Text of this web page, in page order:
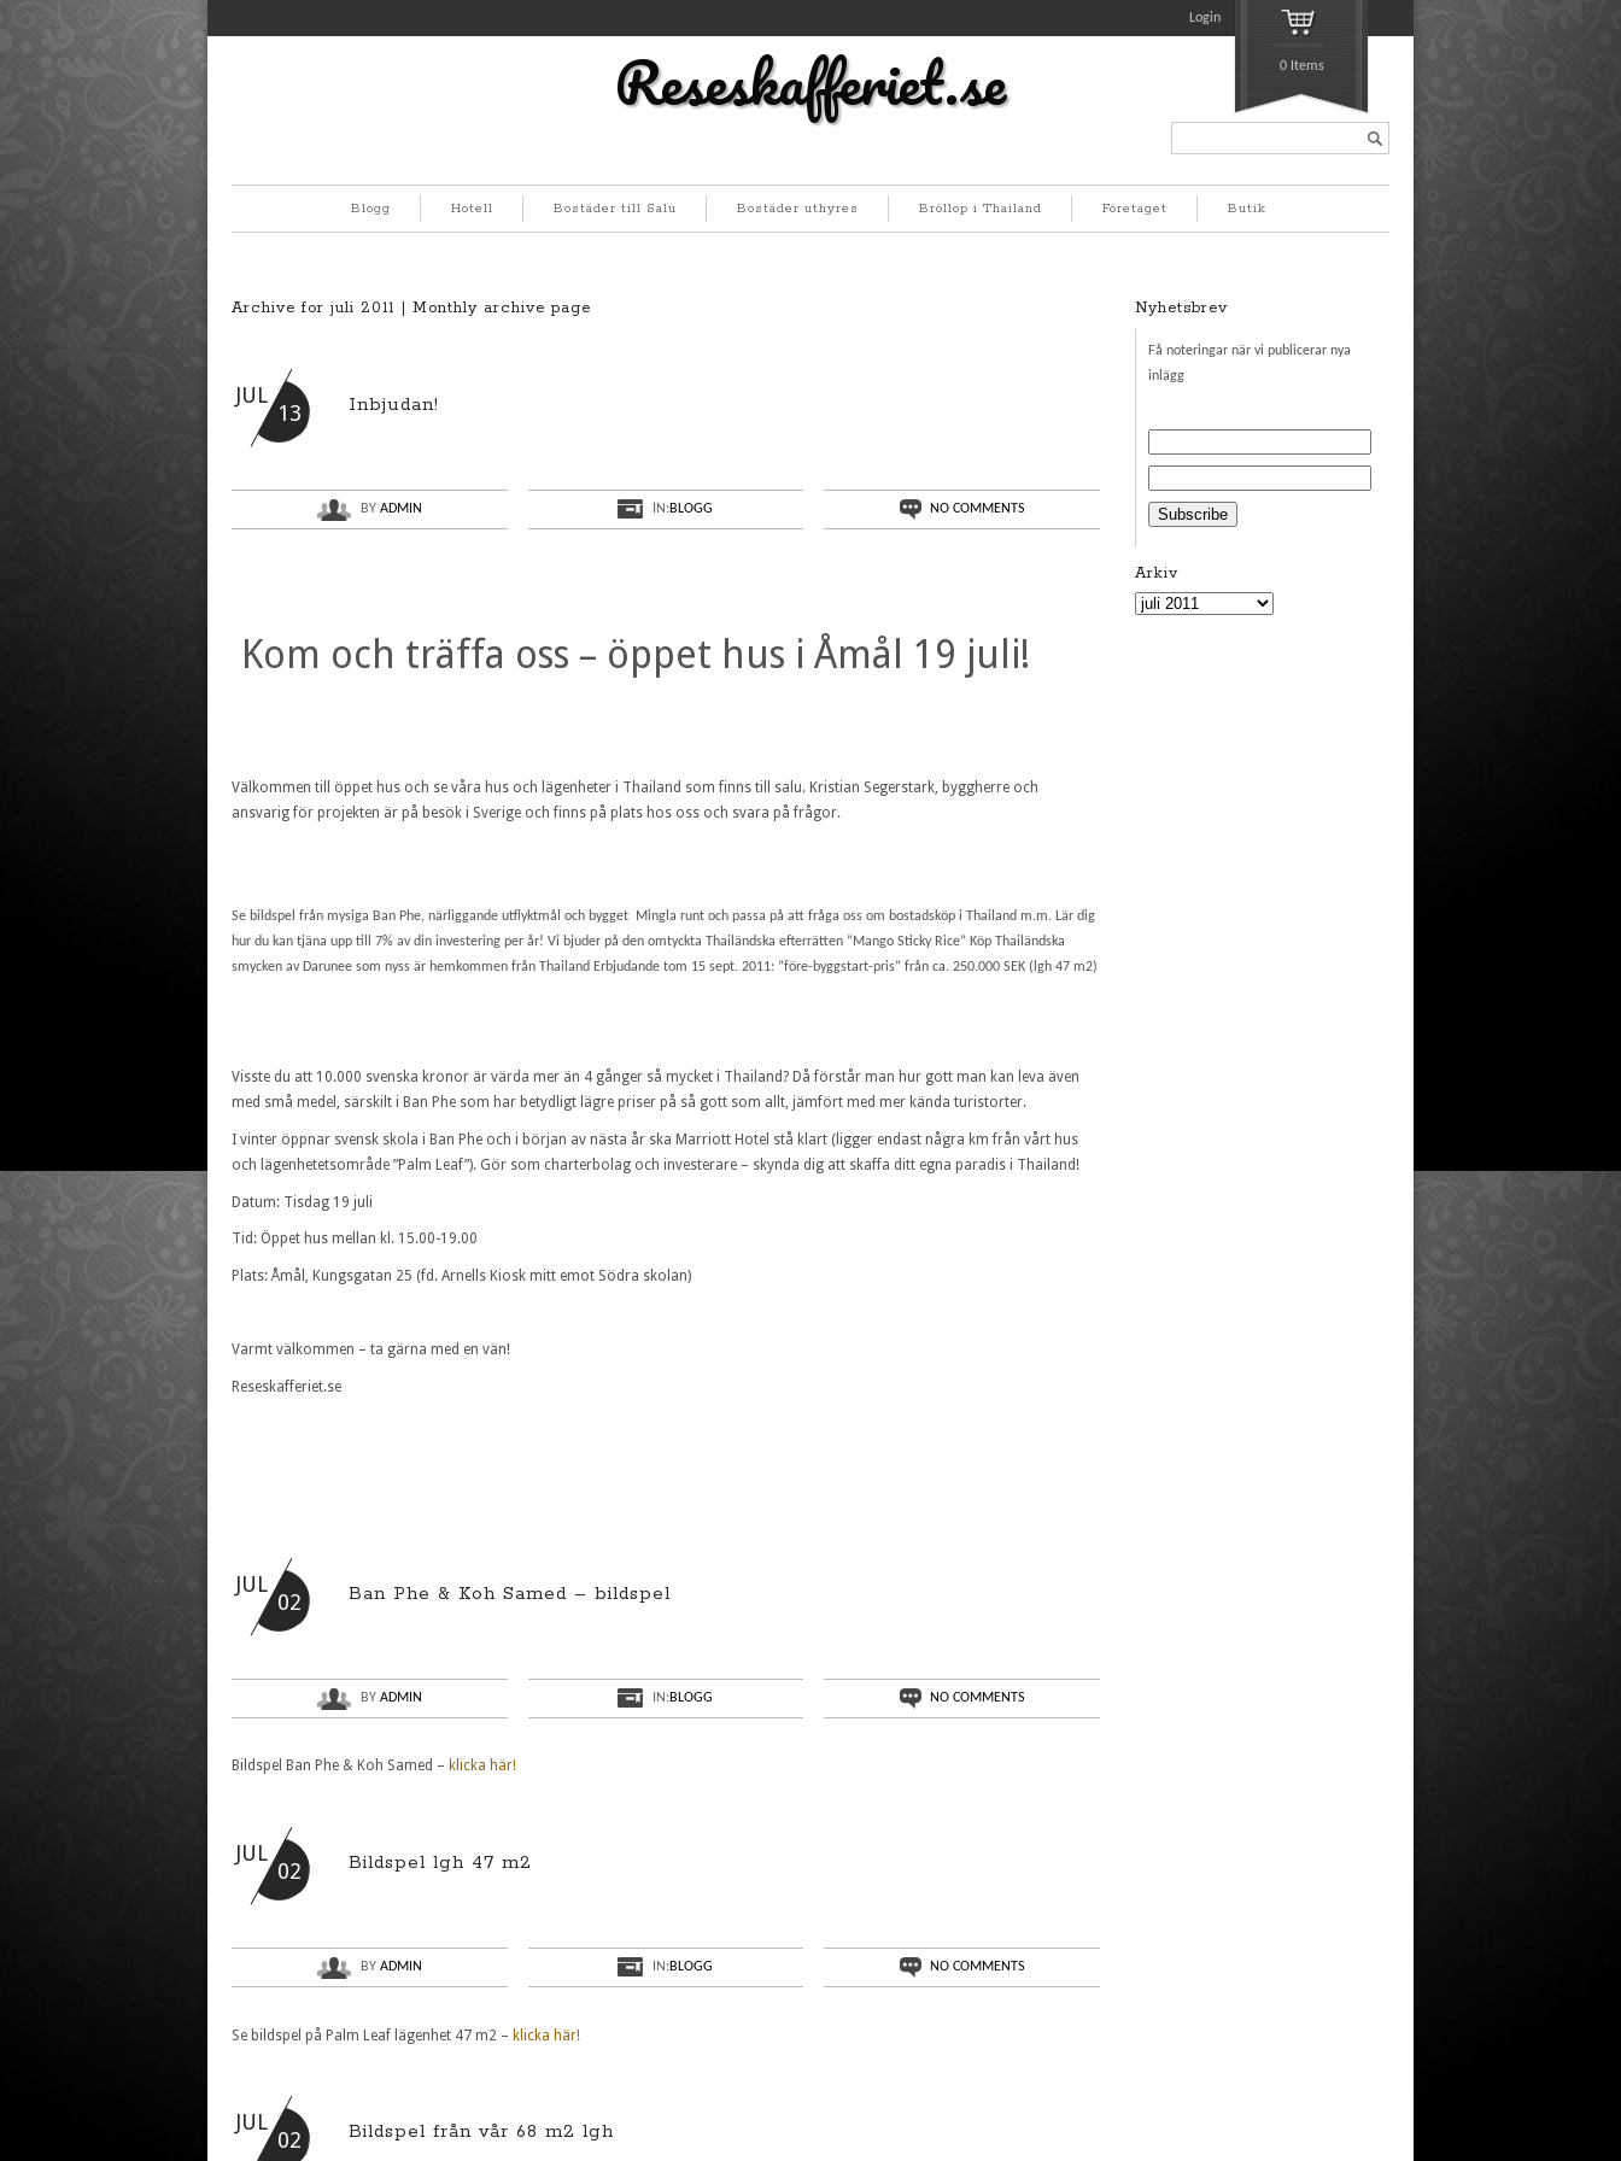
Login
0 Items
Reseskafferiet.se
Blogg Hotell Bostäder till Salu Bostäder uthyres Bröllop i Thailand Företaget Butik
Archive for juli 2011 | Monthly archive page
JUL
13 Inbjudan!
BY ADMIN IN:BLOGG NO COMMENTS
Kom och träffa oss – öppet hus i Åmål 19 juli!
Välkommen till öppet hus och se våra hus och lägenheter i Thailand som finns till salu. Kristian Segerstark, byggherre och
ansvarig för projekten är på besök i Sverige och finns på plats hos oss och svara på frågor.
Se bildspel från mysiga Ban Phe, närliggande utflyktmål och bygget Mingla runt och passa på att fråga oss om bostadsköp i Thailand m.m. Lär dig
hur du kan tjäna upp till 7% av din investering per år! Vi bjuder på den omtyckta Thailändska efterrätten ”Mango Sticky Rice” Köp Thailändska
smycken av Darunee som nyss är hemkommen från Thailand Erbjudande tom 15 sept. 2011: ”före-byggstart-pris” från ca. 250.000 SEK (lgh 47 m2)
Visste du att 10.000 svenska kronor är värda mer än 4 gånger så mycket i Thailand? Då förstår man hur gott man kan leva även
med små medel, särskilt i Ban Phe som har betydligt lägre priser på så gott som allt, jämfört med mer kända turistorter.
I vinter öppnar svensk skola i Ban Phe och i början av nästa år ska Marriott Hotel stå klart (ligger endast några km från vårt hus
och lägenhetetsområde ”Palm Leaf”). Gör som charterbolag och investerare – skynda dig att skaffa ditt egna paradis i Thailand!
Datum: Tisdag 19 juli
Tid: Öppet hus mellan kl. 15.00-19.00
Plats: Åmål, Kungsgatan 25 (fd. Arnells Kiosk mitt emot Södra skolan)
Varmt välkommen – ta gärna med en vän!
Reseskafferiet.se
JUL
02 Ban Phe & Koh Samed – bildspel
BY ADMIN IN:BLOGG NO COMMENTS
Bildspel Ban Phe & Koh Samed – klicka här!
JUL
02 Bildspel lgh 47 m2
BY ADMIN IN:BLOGG NO COMMENTS
Se bildspel på Palm Leaf lägenhet 47 m2 – klicka här!
JUL
02 Bildspel från vår 68 m2 lgh
Nyhetsbrev
Få noteringar när vi publicerar nya
inlägg
Arkiv
Arkiv